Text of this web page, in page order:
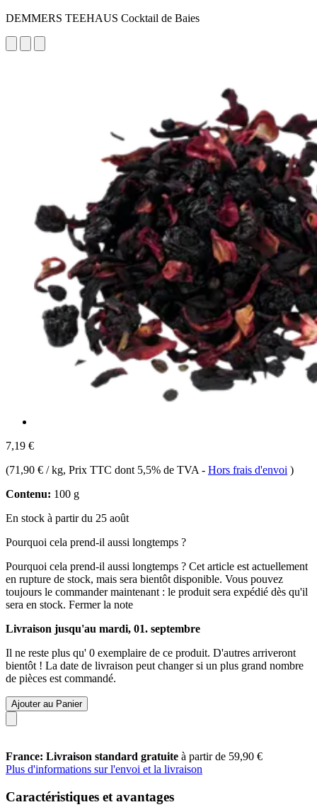
DEMMERS TEEHAUS Cocktail de Baies
7,19 €
(71,90 € / kg, Prix TTC dont 5,5% de TVA - Hors frais d'envoi )
Contenu: 100 g
En stock à partir du 25 août
Pourquoi cela prend-il aussi longtemps ?
Pourquoi cela prend-il aussi longtemps ? Cet article est actuellement
en rupture de stock, mais sera bientôt disponible. Vous pouvez
toujours le commander maintenant : le produit sera expédié dès qu'il
sera en stock. Fermer la note
Livraison jusqu'au mardi, 01. septembre
Il ne reste plus qu' 0 exemplaire de ce produit. D'autres arriveront
bientôt ! La date de livraison peut changer si un plus grand nombre
de pièces est commandé.
Ajouter au Panier
France: Livraison standard gratuite à partir de 59,90 €
Plus d'informations sur l'envoi et la livraison
Caractéristiques et avantages